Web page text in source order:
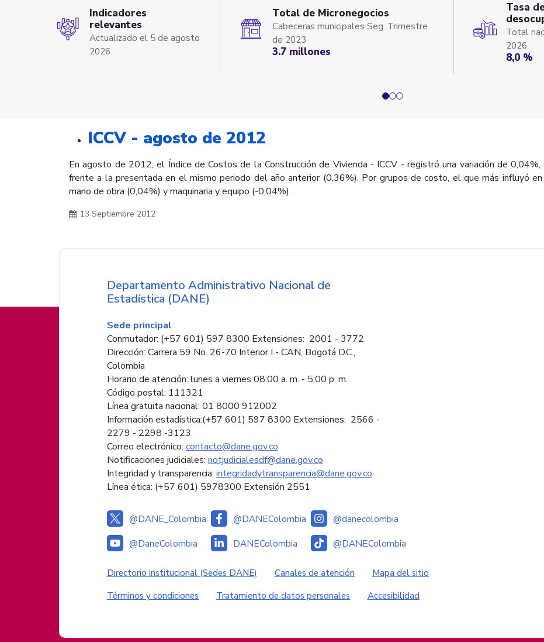
Actualizado el 5 de agosto
2026
Indicadores
relevantes
Cabeceras municipales Seg. Trimestre
de 2023
Total de Micronegocios
3.7 millones
Total
2026
Tasa
8,0 %
ICCV - agosto de 2012
En agosto de 2012, el Índice de Costos de la Construcción de Vivienda - ICCV - registró una variación de
frente a la presentada en el mismo periodo del año anterior (0,36%). Por grupos de costo, el que más influyó
mano de obra (0,04%) y maquinaria y equipo (-0,04%).
13 Septiembre 2012
Información de pie de página
Nombre de la entidad
Departamento Administrativo Nacional de
Estadística (DANE)
Sede principal
Conmutador: (+57 601) 597 8300 Extensiones: 2001 - 3772
Dirección: Carrera 59 No. 26-70 Interior I - CAN, Bogotá D.C.,
Colombia
Horario de atención: lunes a viernes 08:00 a. m. - 5:00 p. m.
Código postal: 111321
Línea gratuita nacional: 01 8000 912002
Información estadística:(+57 601) 597 8300 Extensiones: 2566 -
2279 - 2298 -3123
Correo electrónico: contacto@dane.gov.co
Notificaciones judiciales: notjudicialesdf@dane.gov.co
Integridad y transparencia: integridadytransparencia@dane.gov.co
Línea ética: (+57 601) 5978300 Extensión 2551
@DANE_Colombia @DANEColombia
@danecolombia
@DaneColombia
DANEColombia @DANEColombia
Enlaces institucionales
Directorio institucional (Sedes DANE) Canales de atención Mapa del sitio
Enlaces del sitio
Términos y condiciones Tratamiento de datos personales Accesibilidad